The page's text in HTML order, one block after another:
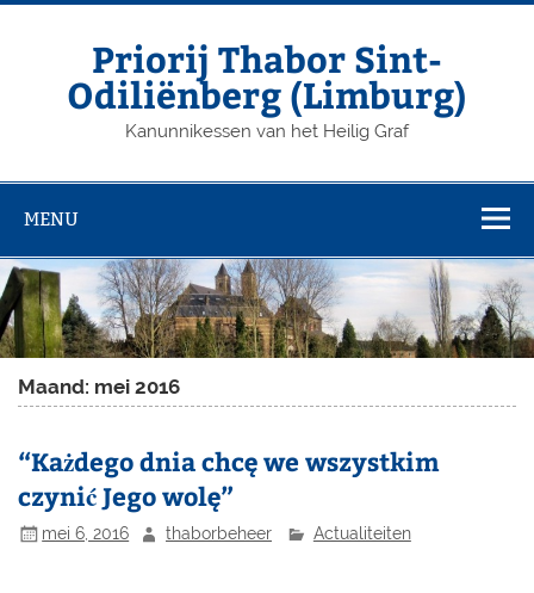
Priorij Thabor Sint-
Odiliënberg (Limburg)
Kanunnikessen van het Heilig Graf
MENU
Maand: mei 2016
“Każdego dnia chcę we wszystkim
czynić Jego wolę”
mei 6, 2016 thaborbeheer Actualiteiten